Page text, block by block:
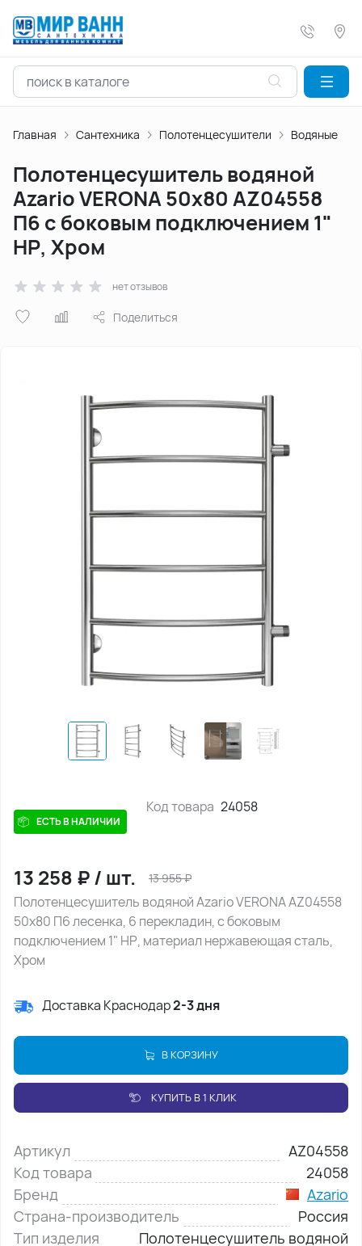
Главная Сантехника Полотенцесушители Водяные
Полотенцесушитель водяной
Azario VERONA 50х80 AZ04558
П6 с боковым подключением 1"
НР, Хром
нет отзывов
Поделиться
ЕСТЬ В НАЛИЧИИ
Код товара 24058
13 258 ₽/ шт. 13 955₽
Полотенцесушитель водяной Azario VERONA AZ04558
50х80 П6 лесенка, 6 перекладин, с боковым
подключением 1" НР, материал нержавеющая сталь,
Хром
Доставка Краснодар2-3 дня
В КОРЗИНУ
КУПИТЬ В 1 КЛИК
Артикул
AZ04558
Код товара
24058
Бренд
Azario
Страна-производитель
Россия
Тип изделия
Полотенцесушитель водяной